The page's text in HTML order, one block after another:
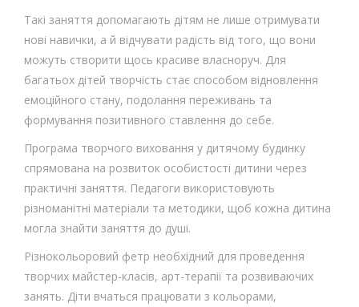
Такі заняття допомагають дітям не лише отримувати
нові навички, а й відчувати радість від того, що вони
можуть створити щось красиве власноруч. Для
багатьох дітей творчість стає способом відновлення
емоційного стану, подолання переживань та
формування позитивного ставлення до себе.
Програма творчого виховання у дитячому будинку
спрямована на розвиток особистості дитини через
практичні заняття. Педагоги використовують
різноманітні матеріали та методики, щоб кожна дитина
могла знайти заняття до душі.
Різнокольоровий фетр необхідний для проведення
творчих майстер-класів, арт-терапії та розвиваючих
занять. Діти вчаться працювати з кольорами,